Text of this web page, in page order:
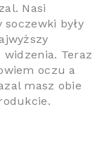
Nasi
były
Teraz
oczu a
masz obie